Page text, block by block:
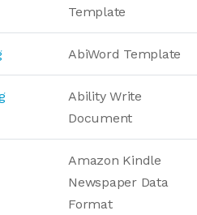
Template
AbiWord Template
Ability Write
Document
Amazon Kindle
Newspaper Data
Format